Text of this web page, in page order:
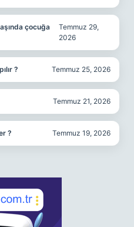
çocuğa
Temmuz 29,
2026
? Temmuz 25, 2026
Temmuz 21, 2026
? Temmuz 19, 2026